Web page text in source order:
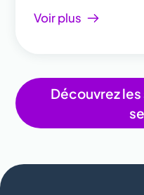
Voir plus
Découvrez